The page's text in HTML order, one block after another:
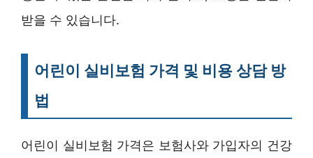
받을 수 있습니다.
어린이 실비보험 가격 및 비용 상담 방
법
어린이 실비보험 가격은 보험사와 가입자의 건강